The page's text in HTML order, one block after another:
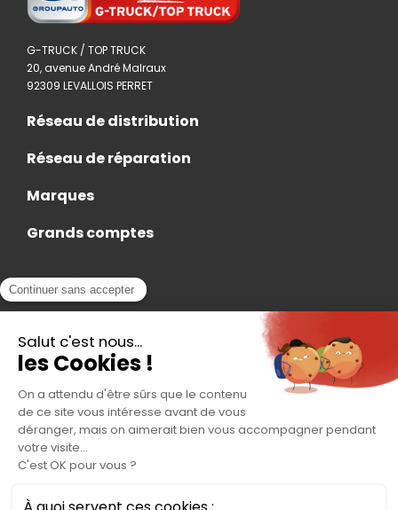
G-TRUCK / TOP TRUCK
20, avenue André Malraux
92309 LEVALLOIS PERRET
Réseau de distribution
Réseau de réparation
Marques
Grands comptes
Actualités
Contact
Accès Adhérent